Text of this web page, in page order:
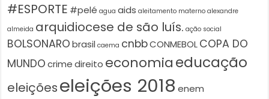
#ESPORTE #pelé agua aids aleitamento materno alexandre
almeida arquidiocese de são luís. ação social
BOLSONARO brasil caema cnbbCONMEBOLCOPA DO
MUNDO crime direito economiaeducação
eleiçõeseleições 2018 enem